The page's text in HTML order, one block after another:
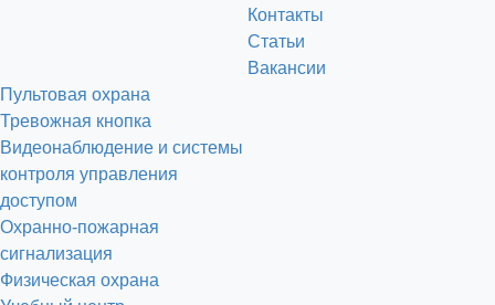
Контакты
Статьи
Вакансии
Пультовая охрана
Тревожная кнопка
Видеонаблюдение и системы
контроля управления
доступом
Охранно-пожарная
сигнализация
Физическая охрана